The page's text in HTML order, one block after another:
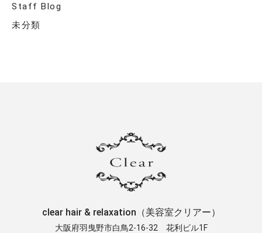
Staff Blog
未分類
clear hair & relaxation（美容室クリアー）
大阪府羽曳野市白鳥2-16-32 ​花利ビル1F